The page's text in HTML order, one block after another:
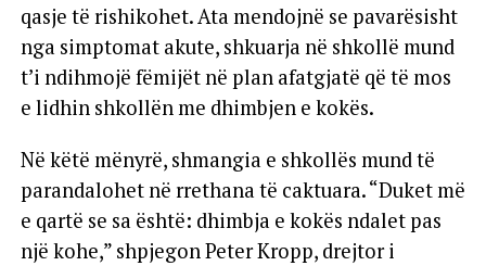
qasje të rishikohet. Ata mendojnë se pavarësisht
nga simptomat akute, shkuarja në shkollë mund
t’i ndihmojë fëmijët në plan afatgjatë që të mos
e lidhin shkollën me dhimbjen e kokës.
Në këtë mënyrë, shmangia e shkollës mund të
parandalohet në rrethana të caktuara. “Duket më
e qartë se sa është: dhimbja e kokës ndalet pas
një kohe,” shpjegon Peter Kropp, drejtor i